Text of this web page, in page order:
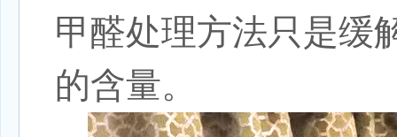
甲醛处理方法只是缓
的含量。